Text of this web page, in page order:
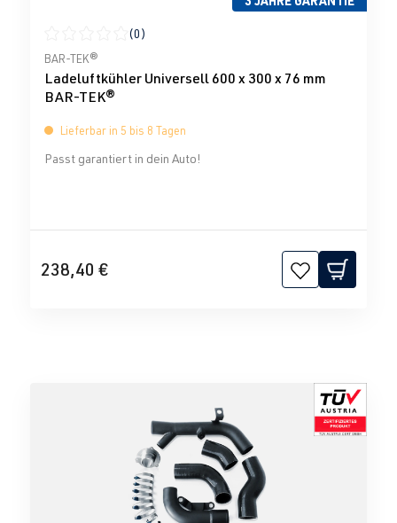
Durchschnittliche Bewertung von 0 von 5 Sternen
(0)
BAR-TEK®
Ladeluftkühler Universell 600 x 300 x 76 mm
BAR-TEK®
Lieferbar in 5 bis 8 Tagen
Passt garantiert in dein Auto!
238,40 €